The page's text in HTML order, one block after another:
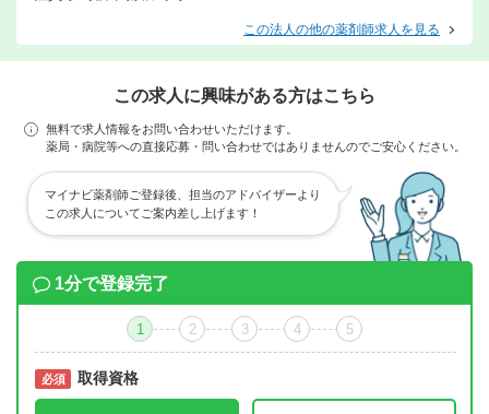
この法人の他の薬剤師求人を見る
この求人に興味がある方はこちら
無料で求人情報をお問い合わせいただけます。
薬局・病院等への直接応募・問い合わせではありませんのでご安心ください。
マイナビ薬剤師ご登録後、担当のアドバイザーより
この求人についてご案内差し上げます！
1分で登録完了
1 2 3 4 5
必須 取得資格